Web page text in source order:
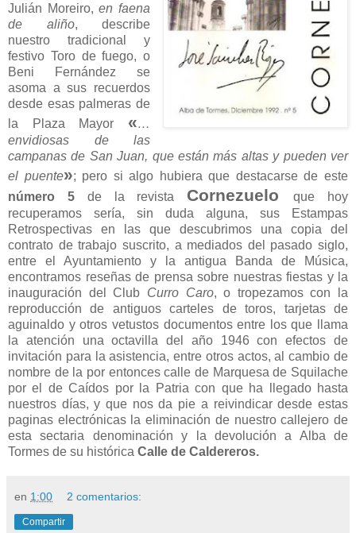
Julián Moreiro,en faena
de aliño, describe
nuestro tradicional y
festivo Toro de fuego, o
Beni Fernández se
asoma a sus recuerdos
desde esas palmeras de
la Plaza Mayor «…
envidiosas de las
campanas de San Juan, que están más altas y pueden ver
el puente»; pero si algo hubiera que destacarse de este
número 5de la revista Cornezueloque hoy
recuperamos sería, sin duda alguna, sus Estampas
Retrospectivas en las que descubrimos una copia del
contrato de trabajo suscrito, a mediados del pasado siglo,
entre el Ayuntamiento y la antigua Banda de Música,
encontramos reseñas de prensa sobre nuestras fiestas y la
inauguración del Club Curro Caro, o tropezamos con la
reproducción de antiguos carteles de toros, tarjetas de
aguinaldo y otros vetustos documentos entre los que llama
la atención una octavilla del año 1946 con efectos de
invitación para la asistencia, entre otros actos, al cambio de
nombre de la por entonces calle de Marquesa de Squilache
por el de Caídos por la Patria con que ha llegado hasta
nuestros días, y que nos da pie a reivindicar desde estas
paginas electrónicas la eliminación de nuestro callejero de
esta sectaria denominación y la devolución a Alba de
Tormes de su histórica Calle de Caldereros.
en 1:00 2 comentarios:
Compartir